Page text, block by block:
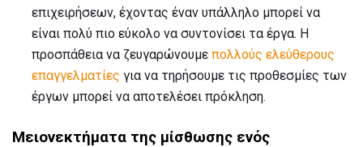
επιχειρήσεων, έχοντας έναν υπάλληλο μπορεί να
είναι πολύ πιο εύκολο να συντονίσει τα έργα. Η
προσπάθεια να ζευγαρώνουμε πολλούς ελεύθερους
επαγγελματίες για να τηρήσουμε τις προθεσμίες των
έργων μπορεί να αποτελέσει πρόκληση.
Μειονεκτήματα της μίσθωσης ενός